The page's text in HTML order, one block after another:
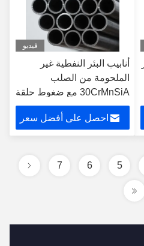
فيديو
أنابيب البئر النفطية غير
الملحومة من الصلب
30CrMnSiA مع ضغوط حلقة
متبقية منخفضة وقوة عالية
للآبار المطالبة
احصل على أفضل سعر
5
6
7